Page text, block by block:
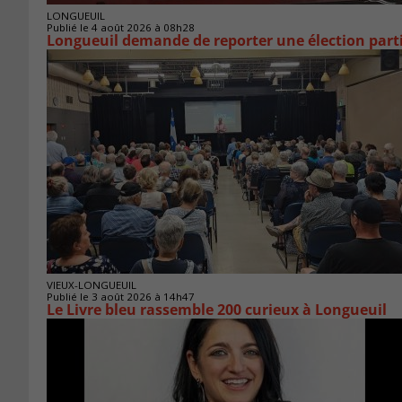
LONGUEUIL
Publié le 4 août 2026 à 08h28
Longueuil demande de reporter une élection
VIEUX-LONGUEUIL
Publié le 3 août 2026 à 14h47
Le Livre bleu rassemble 200 curieux à Longueuil